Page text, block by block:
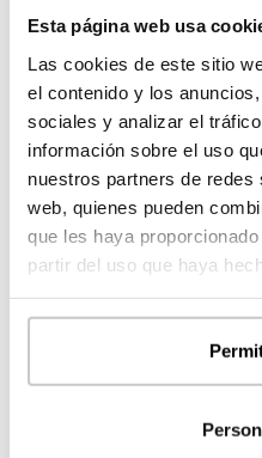
Esta página web usa
Las cookies de este sitio
el contenido y los
sociales y analizar el
información sobre el uso
nuestros partners de
web, quienes pueden
que les haya
partir del uso que haya
kitchen porche
bedroom porche
GARAGE
garage
BUILT SURFACE
HOUSING
PORCHE
GROUND FLOOR